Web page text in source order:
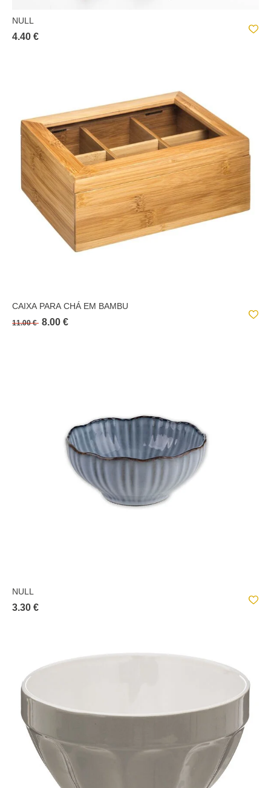
NULL
4.40 €
CAIXA PARA CHÁ EM BAMBU
11.00 € 8.00 €
NULL
3.30 €